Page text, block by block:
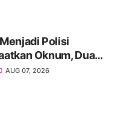
Polisi
Oknum, Dua
Polda Jambi Diduga
AUG 07, 2026